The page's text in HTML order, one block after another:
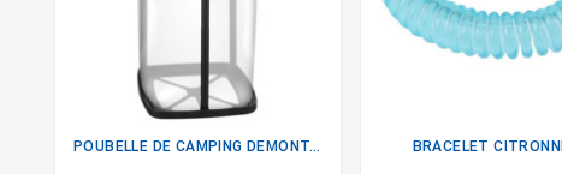
POUBELLE DE CAMPING DEMONTABLE BRACELET